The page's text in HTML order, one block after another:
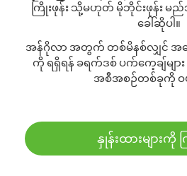
ကြိုးဖုန်း သို့မဟုတ် မိုဘိုင်းဖုန်း
ခေါ်ဆိုပါ။
အန်ဂိုလာ အတွက် တစ်မိနစ်လျှင် အကေ
ကို ရရှိရန် ခရက်ဒစ် ပက်ကေ့ချ်မျ
အစီအစဉ်တစ်ခုကို ဝ
နှုန်းထားများကို